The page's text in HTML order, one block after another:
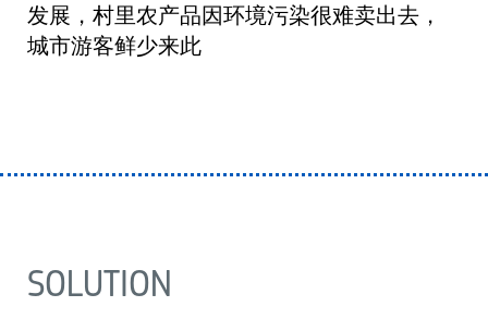
发展，村里农产品因环境污染很难卖出去，
城市游客鲜少来此
SOLUTION